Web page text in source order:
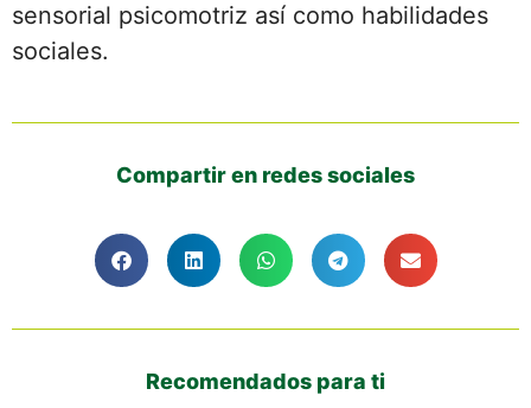
sensorial psicomotriz así como habilidades
sociales.
Compartir en redes sociales
Recomendados para ti